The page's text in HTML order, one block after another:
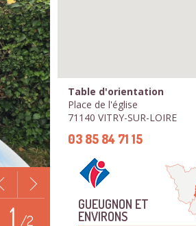
1 /2
Table d'orientation
Place de l'église
71140 VITRY-SUR-LOIRE
03 85 84 71 15
GUEUGNON ET
ENVIRONS